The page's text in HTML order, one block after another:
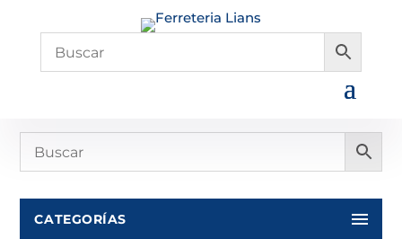
CATEGORÍAS